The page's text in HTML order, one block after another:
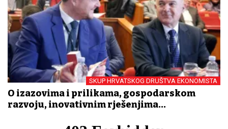
SKUP HRVATSKOG DRUŠTVA EKONOMISTA
O izazovima i prilikama, gospodarskom
razvoju, inovativnim rješenjima...